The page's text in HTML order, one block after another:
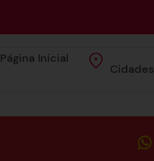
Página Inicial
Cidades